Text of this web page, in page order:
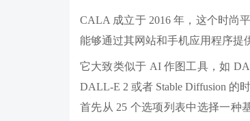
CALA 成立于 2016 年，这个时尚
能够通过其网站和手机应用程序提
它大致类似于 AI 作图工具，如
DALL-E 2 或者 Stable Diffusion
首先从 25 个选项列表中选择一种